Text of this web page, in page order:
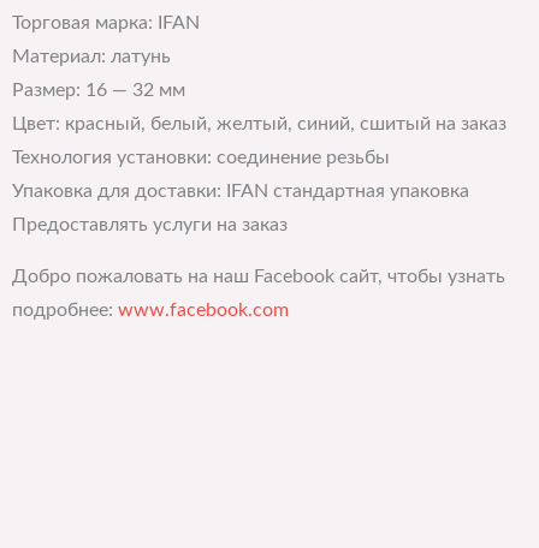
Торговая марка: IFAN
Материал: латунь
Размер: 16 — 32 мм
Цвет: красный, белый, желтый, синий, сшитый на заказ
Технология установки: соединение резьбы
Упаковка для доставки: IFAN стандартная упаковка
Предоставлять услуги на заказ
Добро пожаловать на наш Facebook сайт, чтобы узнать
подробнее: www.facebook.com